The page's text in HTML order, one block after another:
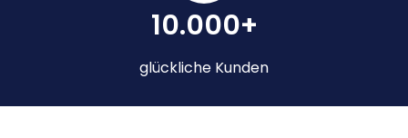
10.000+
glückliche Kunden